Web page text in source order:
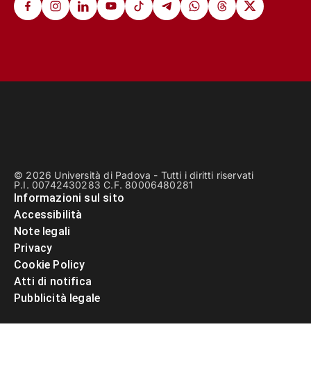
© 2026 Università di Padova - Tutti i diritti riservati
P.I. 00742430283 C.F. 80006480281
Informazioni sul sito
Accessibilità
Note legali
Privacy
Cookie Policy
Atti di notifica
Pubblicità legale